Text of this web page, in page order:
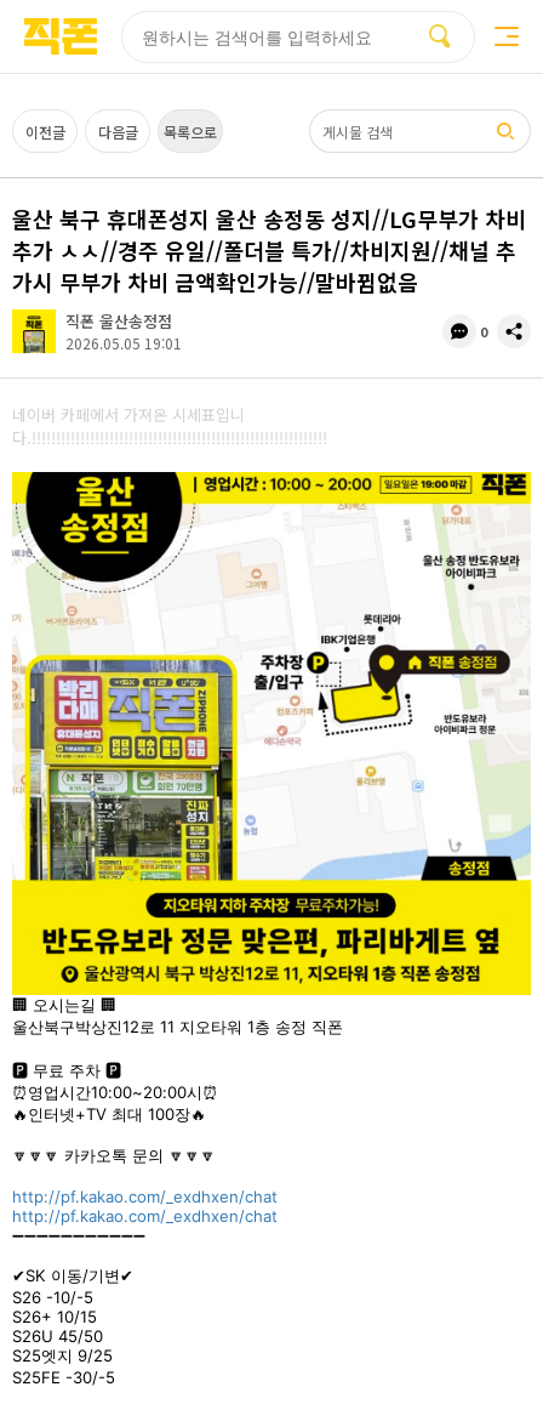
이전글 다음글 목록으로
울산 북구 휴대폰성지 울산 송정동 성지//LG무부가 차비
추가 ㅅㅅ//경주 유일//폴더블 특가//차비지원//채널 추
가시 무부가 차비 금액확인가능//말바뀜없음
직폰 울산송정점
2026.05.05 19:01
댓
수
0
공
네이버 카페에서 가져온 시세표입니
다.!!!!!!!!!!!!!!!!!!!!!!!!!!!!!!!!!!!!!!!!!!!!!!!!!!!!!!!!!!!!!
🏢 오시는길 🏢
울산북구박상진12로 11 지오타워 1층 송정 직폰
🅿 무료 주차 🅿
⏰영업시간10:00~20:00시⏰
🔥인터넷+TV 최대 100장🔥
🔽🔽🔽 카카오톡 문의 🔽🔽🔽
http://pf.kakao.com/_exdhxen/chat
http://pf.kakao.com/_exdhxen/chat
➖➖➖➖➖➖➖➖➖➖➖
✔SK 이동/기변✔
S26 -10/-5
S26+ 10/15
S26U 45/50
S25엣지 9/25
S25FE -30/-5
페이지
페이지
페이지
페이지
색엔진
색엔진
색엔진
색엔진